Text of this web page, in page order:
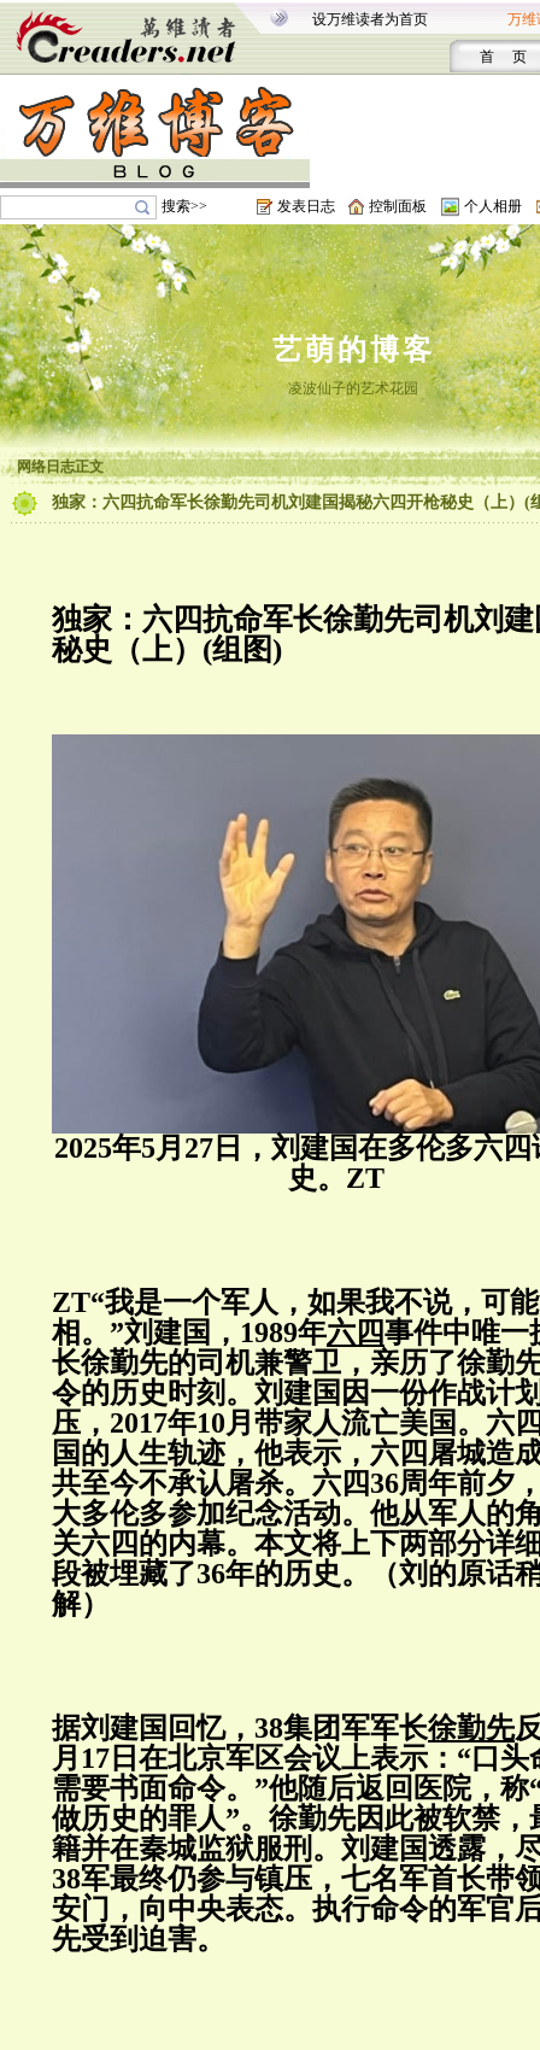
设万维读者为首页 万维
首 页
搜索>> 发表日志 控制面板 个人相册
艺萌的博客
凌波仙子的艺术花园
网络日志正文
独家：六四抗命军长徐勤先司机刘建国揭秘六四开枪秘史（上）(
独家：六四抗命军长徐勤先司机刘
秘史（上）(组图)
2025年5月27日，刘建国在多伦多六
史。ZT
ZT“我是一个军人，如果我不说，可
相。”刘建国，1989年六四事件中唯一
长徐勤先的司机兼警卫，亲历了徐勤
令的历史时刻。刘建国因一份作战计
压，2017年10月带家人流亡美国。六
国的人生轨迹，他表示，六四屠城造
共至今不承认屠杀。六四36周年前夕
大多伦多参加纪念活动。他从军人的
关六四的内幕。本文将上下两部分详
段被埋藏了36年的历史。（刘的原话
解）
据刘建国回忆，38集团军军长徐勤先
月17日在北京军区会议上表示：“口
需要书面命令。”他随后返回医院，称
做历史的罪人”。徐勤先因此被软禁
籍并在秦城监狱服刑。刘建国透露，
38军最终仍参与镇压，七名军首长带
安门，向中央表态。执行命令的军官
先受到迫害。